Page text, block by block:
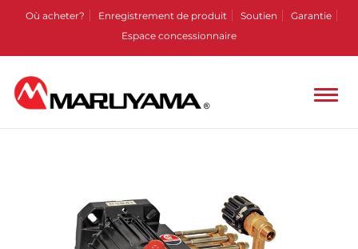
Où acheter? Enregistrement de produit Soutien
Garantie
Espace concessionnaire